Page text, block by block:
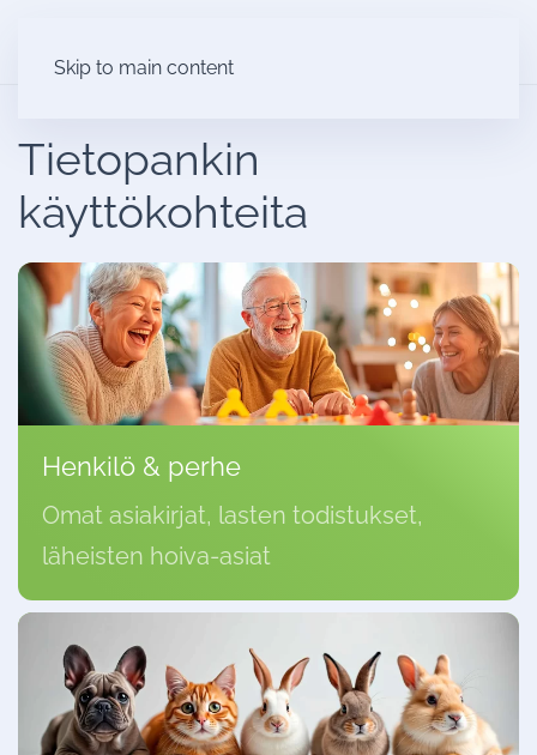
Skip to main content
Tietopankin
käyttökohteita
Henkilö & perhe
Omat asiakirjat, lasten todistukset,
läheisten hoiva-asiat